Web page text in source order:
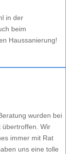
in der
beim
Haussanierung!
wurden bei
übertroffen. Wir
immer mit Rat
uns eine tolle